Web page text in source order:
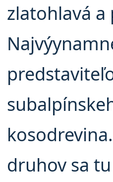
zlatohlavá a
druhov sa